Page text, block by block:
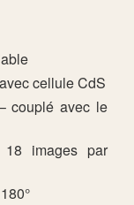
cellule CdS
couplé avec le
images par